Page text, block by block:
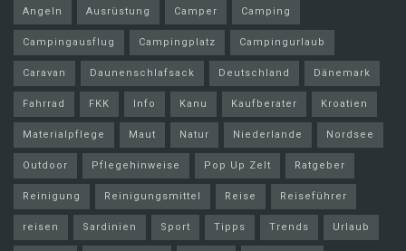
Angeln Ausrüstung Camper Camping
Campingausflug Campingplatz Campingurlaub
Caravan Daunenschlafsack Deutschland Dänemark
Fahrrad FKK Info Kanu Kaufberater Kroatien
Materialpflege Maut Natur Niederlande Nordsee
Outdoor Pflegehinweise Pop Up Zelt Ratgeber
Reinigung Reinigungsmittel Reise Reiseführer
reisen Sardinien Sport Tipps Trends Urlaub